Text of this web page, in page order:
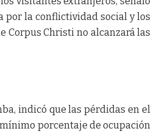
por la conflictividad social y los
Corpus Christi no alcanzará las
indicó que las pérdidas en el
porcentaje de ocupación